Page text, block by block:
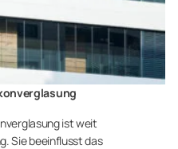
ist weit
Sie beeinflusst das